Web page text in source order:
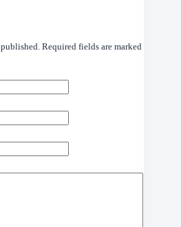
Required fields are marked